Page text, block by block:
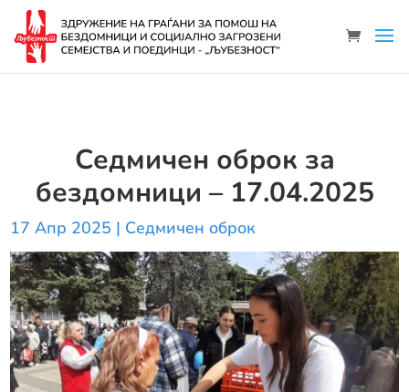
Седмичен оброк за
бездомници – 17.04.2025
17 Апр 2025 | Седмичен оброк